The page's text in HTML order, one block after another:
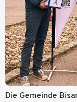
Die Gemeinde